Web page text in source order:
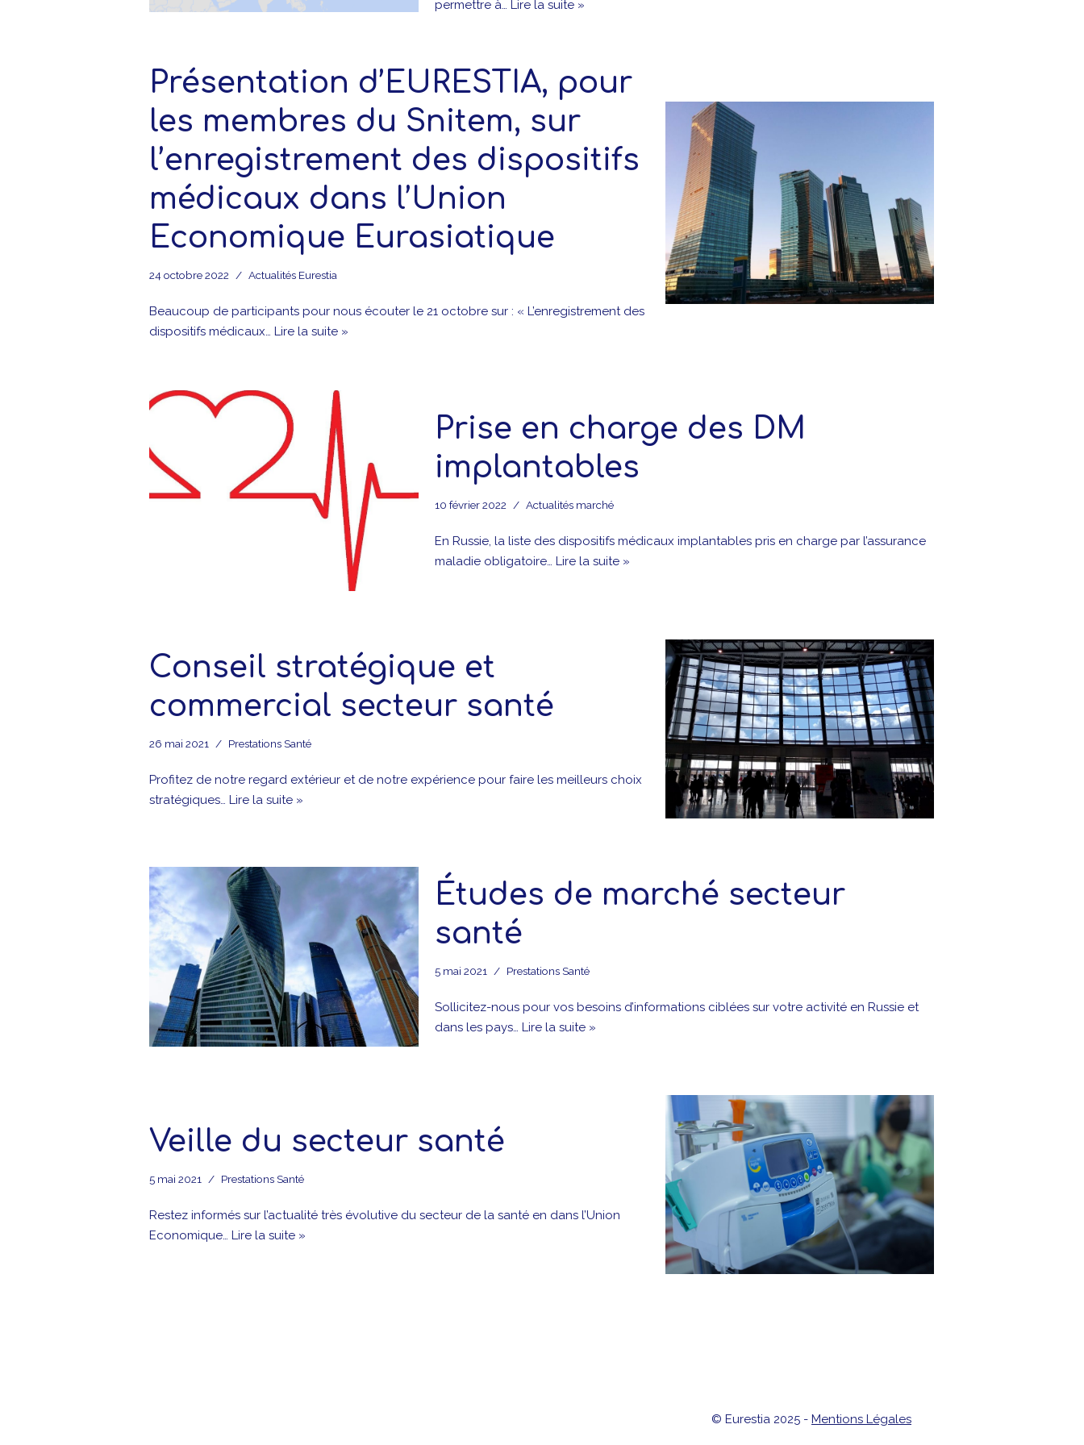
permettre à…Lire la suite »
Présentation d’EURESTIA, pour
les membres du Snitem, sur
l’enregistrement des dispositifs
médicaux dans l’Union
Economique Eurasiatique
24 octobre 2022 Actualités Eurestia
Beaucoup de participants pour nous écouter le 21 octobre sur : « L’enregistrement des
dispositifs médicaux…Lire la suite »
Prise en charge des DM
implantables
10 février 2022 Actualités marché
En Russie, la liste des dispositifs médicaux implantables pris en charge par l’assurance
maladie obligatoire…Lire la suite »
Conseil stratégique et
commercial secteur santé
26 mai 2021 Prestations Santé
Profitez de notre regard extérieur et de notre expérience pour faire les meilleurs choix
stratégiques…Lire la suite »
Études de marché secteur
santé
5 mai 2021 Prestations Santé
Sollicitez-nous pour vos besoins d’informations ciblées sur votre activité en Russie et
dans les pays…Lire la suite »
Veille du secteur santé
5 mai 2021 Prestations Santé
Restez informés sur l’actualité très évolutive du secteur de la santé en dans l’Union
Economique…Lire la suite »
© Eurestia 2025 - Mentions Légales